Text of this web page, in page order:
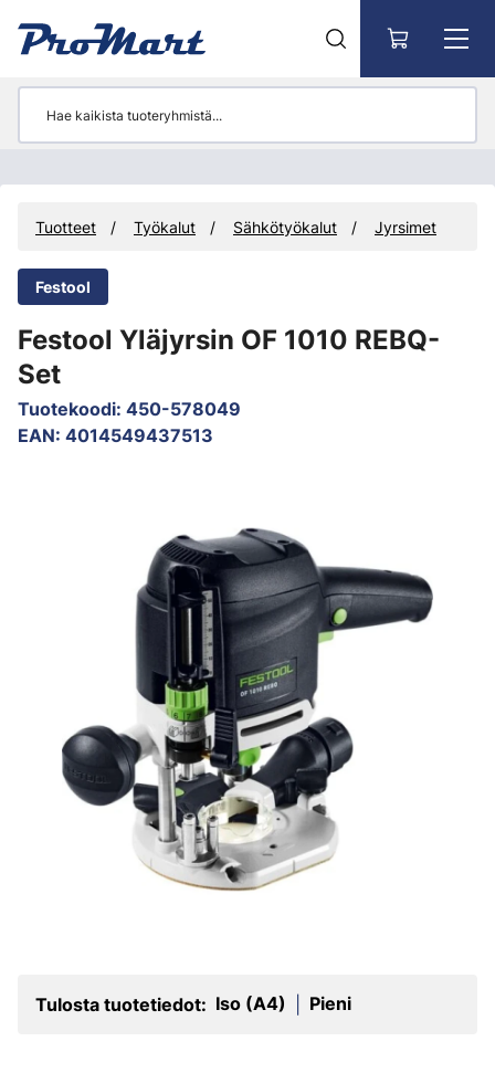
Tuotteet Työkalut Sähkötyökalut Jyrsimet
Festool
Festool Yläjyrsin OF 1010 REBQ-
Set
Tuotekoodi: 450-578049
EAN: 4014549437513
Tulosta tuotetiedot: Iso (A4) Pieni